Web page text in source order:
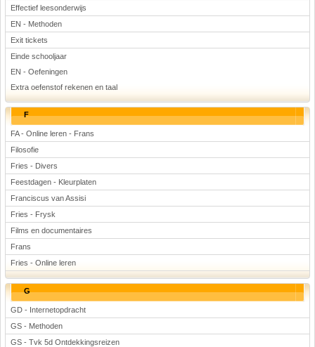
Effectief leesonderwijs
EN - Methoden
Exit tickets
Einde schooljaar
EN - Oefeningen
Extra oefenstof rekenen en taal
F
FA - Online leren - Frans
Filosofie
Fries - Divers
Feestdagen - Kleurplaten
Franciscus van Assisi
Fries - Frysk
Films en documentaires
Frans
Fries - Online leren
G
GD - Internetopdracht
GS - Methoden
GS - Tvk 5d Ontdekkingsreizen